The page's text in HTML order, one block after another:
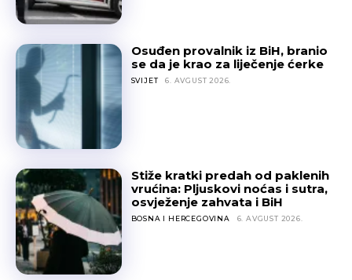
Osuđen provalnik iz BiH, branio
se da je krao za liječenje ćerke
SVIJET 6. AVGUST 2026.
Stiže kratki predah od paklenih
vrućina: Pljuskovi noćas i sutra,
osvježenje zahvata i BiH
BOSNA I HERCEGOVINA 6. AVGUST 2026.